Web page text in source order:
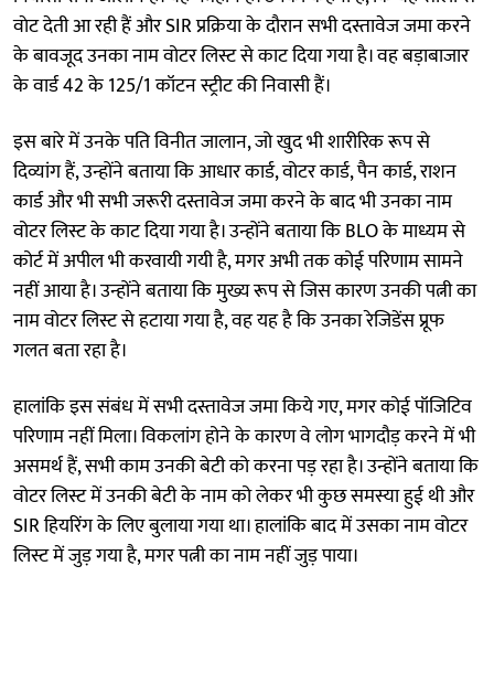
वाेट देती आ रही हैं और SIR प्रक्रिया के दौरान सभी दस्तावेज जमा करने
के बावजूद उनका नाम वोटर लिस्ट से काट दिया गया है। वह बड़ाबाजार
के वार्ड 42 के 125/1 कॉटन स्ट्रीट की निवासी हैं।
इस बारे में उनके पति विनीत जालान, जो खुद भी शारीरिक रूप से
दिव्यांग हैं, उन्होंने बताया कि आधार कार्ड, वोटर कार्ड, पैन कार्ड, राशन
कार्ड और भी सभी जरूरी दस्तावेज जमा करने के बाद भी उनका नाम
वोटर लिस्ट के काट दिया गया है। उन्होंने बताया कि BLO के माध्यम से
कोर्ट में अपील भी करवायी गयी है, मगर अभी तक कोई परिणाम सामने
नहीं आया है। उन्होंने बताया कि मुख्य रूप से जिस कारण उनकी पत्नी का
नाम वोटर लिस्ट से हटाया गया है, वह यह है कि उनका रेजिडेंस प्रूफ
गलत बता रहा है।
हालांकि इस संबंध में सभी दस्तावेज जमा किये गए, मगर कोई पॉजिटिव
परिणाम नहीं मिला। विकलांग होने के कारण वे लोग भागदौड़ करने में भी
असमर्थ हैं, सभी काम उनकी बेटी को करना पड़ रहा है। उन्होंने बताया कि
वोटर लिस्ट में उनकी बेटी के नाम को लेकर भी कुछ समस्या हुई थी और
SIR हियरिंग के लिए बुलाया गया था। हालांकि बाद में उसका नाम वोटर
लिस्ट में जुड़ गया है, मगर पत्नी का नाम नहीं जुड़ पाया।